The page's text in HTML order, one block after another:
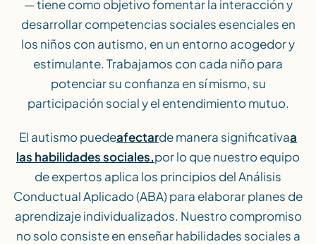
— tiene como objetivo fomentar la interacción y
desarrollar competencias sociales esenciales en
los niños con autismo, en un entorno acogedor y
estimulante. Trabajamos con cada niño para
potenciar su confianza en sí mismo, su
participación social y el entendimiento mutuo.
El autismo puedeafectarde manera significativaa
las habilidades sociales,por lo que nuestro equipo
de expertos aplica los principios del Análisis
Conductual Aplicado (ABA) para elaborar planes de
aprendizaje individualizados. Nuestro compromiso
no solo consiste en enseñar habilidades sociales a